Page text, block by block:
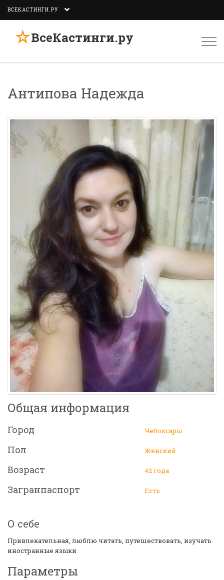
ВСЕКАСТИНГИ.РУ
☆ВсеКастинги.ру
Антипова Надежда
Общая информация
Город Чебоксары
Пол Женский
Возраст 42 года
Загранпаспорт Есть
О себе
Привлекательная, люблю читать, путешествовать, изучать
иностранные языки
Параметры